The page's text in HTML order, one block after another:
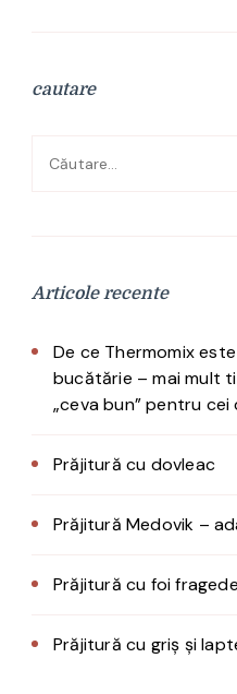
cautare
Caută
Articole recente
De ce Thermomix
bucătărie – mai mult
„ceva bun” pentru cei
Prăjitură cu dovleac
Prăjitură Medovik –
Prăjitură cu foi
Prăjitură cu griș și